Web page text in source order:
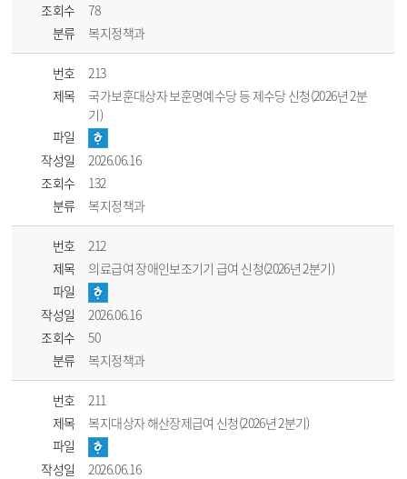
조회수
78
분류
복지정책과
번호
213
제목
국가보훈대상자 보훈명예수당 등 제수당 신청(2026년 2분
기)
파일
작성일
2026.06.16
조회수
132
분류
복지정책과
번호
212
제목
의료급여 장애인보조기기 급여 신청(2026년 2분기)
파일
작성일
2026.06.16
조회수
50
분류
복지정책과
번호
211
제목
복지대상자 해산장제급여 신청(2026년 2분기)
파일
작성일
2026.06.16